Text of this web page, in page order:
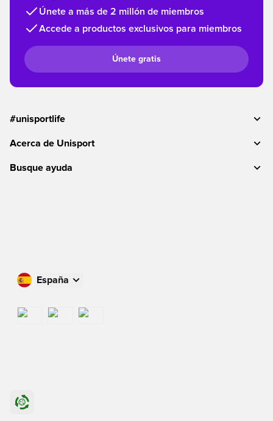
Únete a más de 2 millón de miembros
Accede a productos exclusivos para miembros
Únete gratis
#unisportlife
Acerca de Unisport
Busque ayuda
España
International